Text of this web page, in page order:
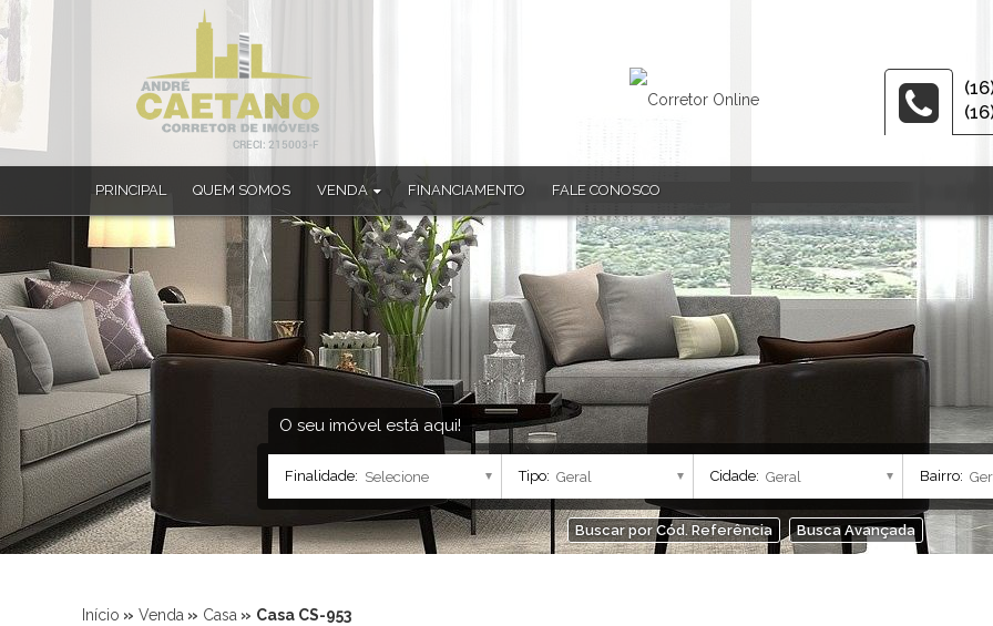
PRINCIPAL QUEM SOMOS VENDA
Apartamento (33)
Apartamento Alto Padrão (1)
Apartamento Duplex (4)
Casa (182)
Casa Alto Padrão (22)
Casa em Condomínio (4)
Sobrado (10)
Sobrado em Condomínio (1)
FINANCIAMENTO FALE CONOSCO
O seu imóvel está aqui!
Finalidade: Tipo: Cidade: Bairro:
Buscar por Cód. Referência Busca Avançada
Início » Venda » Casa » Casa CS-953